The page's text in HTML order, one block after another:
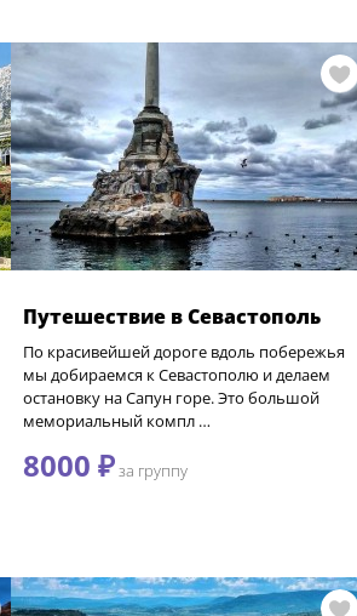
Путешествие в Севастополь
По красивейшей дороге вдоль побережья
мы добираемся к Севастополю и делаем
остановку на Сапун горе. Это большой
мемориальный компл …
8000 ₽за группу